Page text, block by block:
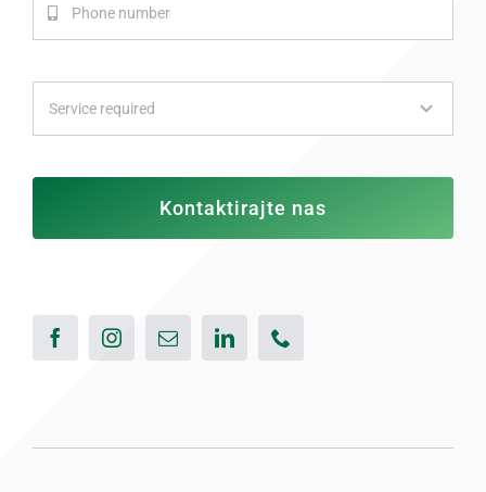
Kontaktirajte nas